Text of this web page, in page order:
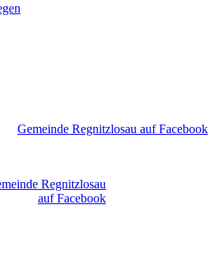
Gemeinde Regnitzlosau auf Facebook